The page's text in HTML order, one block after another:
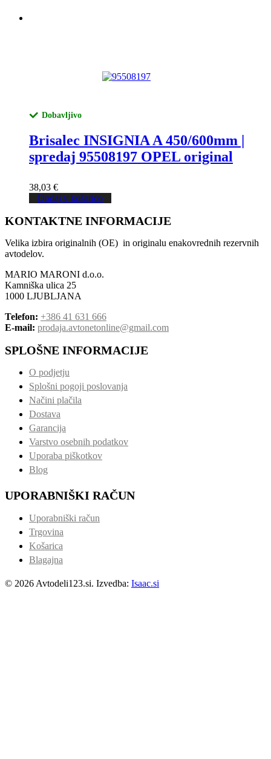
Dobavljivo
Brisalec INSIGNIA A 450/600mm |
spredaj 95508197 OPEL original
38,03 €
Dodaj v košarico
KONTAKTNE INFORMACIJE
Velika izbira originalnih (OE) in originalu enakovrednih rezervnih
avtodelov.
MARIO MARONI d.o.o.
Kamniška ulica 25
1000 LJUBLJANA
Telefon: +386 41 631 666
E-mail: prodaja.avtonetonline@gmail.com
SPLOŠNE INFORMACIJE
O podjetju
Splošni pogoji poslovanja
Načini plačila
Dostava
Garancija
Varstvo osebnih podatkov
Uporaba piškotkov
Blog
UPORABNIŠKI RAČUN
Uporabniški račun
Trgovina
Košarica
Blagajna
© 2026 Avtodeli123.si. Izvedba: Isaac.si